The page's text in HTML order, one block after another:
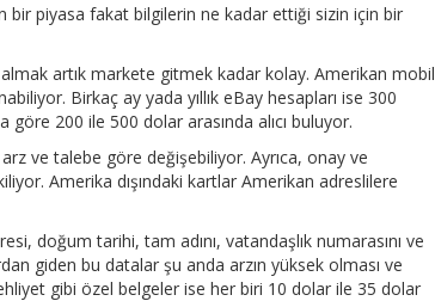
bir piyasa fakat bilgilerin ne kadar ettiği sizin için bir
almak artık markete gitmek kadar kolay. Amerikan mobil
Birkaç ay yada yıllık eBay hesapları ise 300
200 ile 500 dolar arasında alıcı buluyor.
ve talebe göre değişebiliyor. Ayrıca, onay ve
Amerika dışındaki kartlar Amerikan adreslilere
doğum tarihi, tam adını, vatandaşlık numarasını ve
giden bu datalar şu anda arzın yüksek olması ve
gibi özel belgeler ise her biri 10 dolar ile 35 dolar